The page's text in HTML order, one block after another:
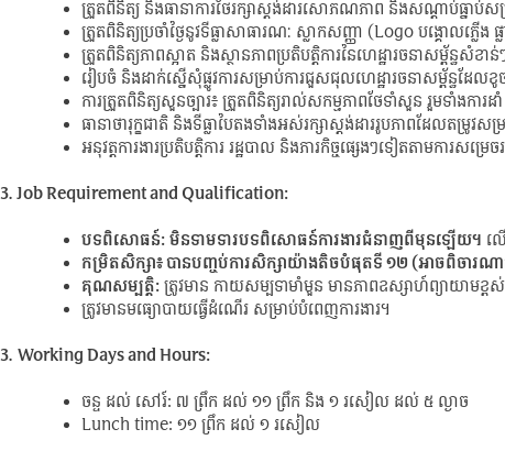
ត្រួតពិនិត្យ និងធានាការថែរក្សាស្តង់ដារសោភណភាព និងសណ្តាប់ធ្នាប់
ត្រួតពិនិត្យប្រចាំថ្ងៃនូវទីធ្លាសាធារណៈ ស្លាកសញ្ញា (Logo បង្គោលភ្លើ
ត្រួតពិនិត្យភាពស្អាត និងស្ថានភាពប្រតិបត្តិការនៃហេដ្ឋារចនាសម្ព័ន្ធសំ
រៀបចំ និងដាក់ស្នើសុំផ្លូវការសម្រាប់ការជួសជុលហេដ្ឋារចនាសម្ព័ន្ធដ
ការត្រួតពិនិត្យសួនច្បារ៖ ត្រួតពិនិត្យរាល់សកម្មភាពថែទាំសួន រួមទាំងការដ
ធានាថារុក្ខជាតិ និងទីធ្លាបៃតងទាំងអស់រក្សាស្តង់ដាររូបភាពដែលតម្រូវ
អនុវត្តការងារប្រតិបត្តិការ រដ្ឋបាល និងភារកិច្ចផ្សេងៗទៀតតាមការសម្រ
3. Job Requirement and Qualification:
បទពិសោធន៍:មិនទាមទារបទពិសោធន៍ការងារជំនាញពីមុនឡើយ។ ល
កម្រិតសិក្សា៖ បានបញ្ចប់ការសិក្សាយ៉ាងតិចបំផុតទី ១២ (អាចពិចារណ
គុណសម្បត្តិ:ត្រូវមាន កាយសម្បទាមាំមួន មានភាពឧស្សាហ៍ព្យាយាម
ត្រូវមានមធ្យោបាយធ្វើដំណើរ សម្រាប់បំពេញការងារ។
3. Working Days and Hours:
ចន្ទ ដល់ សៅរ៍: ៧​ ព្រឹក ដល់ ១១ ព្រឹក និង ១ រសៀល ដល់ ៥ ល្ងាច
Lunch time: ១១ ព្រឹក ដល់ ១ រសៀល